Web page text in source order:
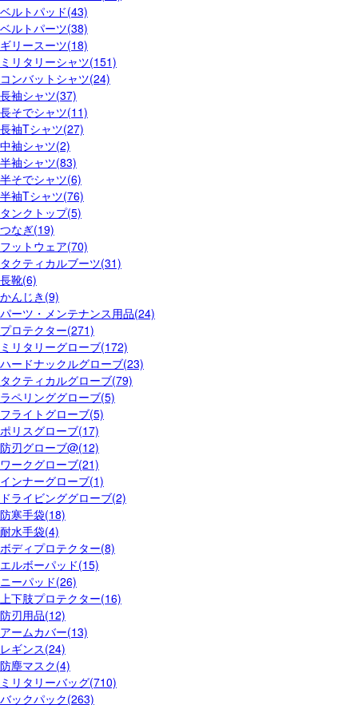
ベルトパッド(43)
ベルトパーツ(38)
ギリースーツ(18)
ミリタリーシャツ(151)
コンバットシャツ(24)
長袖シャツ(37)
長そでシャツ(11)
長袖Tシャツ(27)
中袖シャツ(2)
半袖シャツ(83)
半そでシャツ(6)
半袖Tシャツ(76)
タンクトップ(5)
つなぎ(19)
フットウェア(70)
タクティカルブーツ(31)
長靴(6)
かんじき(9)
パーツ・メンテナンス用品(24)
プロテクター(271)
ミリタリーグローブ(172)
ハードナックルグローブ(23)
タクティカルグローブ(79)
ラペリンググローブ(5)
フライトグローブ(5)
ポリスグローブ(17)
防刃グローブ@(12)
ワークグローブ(21)
インナーグローブ(1)
ドライビンググローブ(2)
防寒手袋(18)
耐水手袋(4)
ボディプロテクター(8)
エルボーパッド(15)
ニーパッド(26)
上下肢プロテクター(16)
防刃用品(12)
アームカバー(13)
レギンス(24)
防塵マスク(4)
ミリタリーバッグ(710)
バックパック(263)